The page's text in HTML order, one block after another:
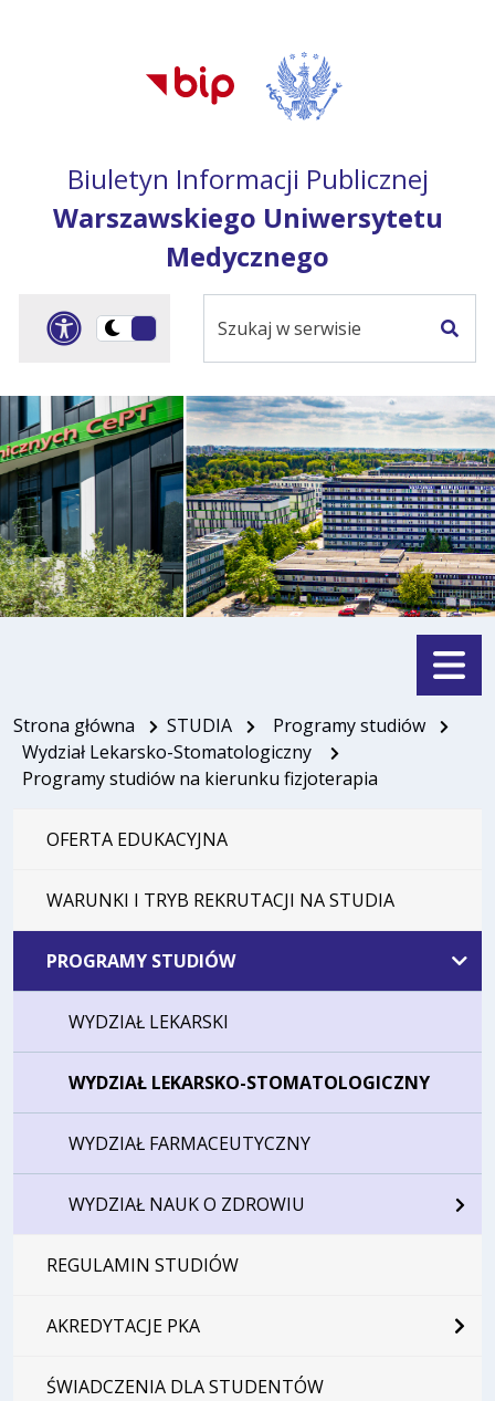
głównego menu
serwisu
Biuletyn Informacji Publicznej
Warszawskiego Uniwersytetu
Medycznego
Panel dostosowania
Przełącz
ciemną
serwisie
Menu
Strona główna STUDIA
Programy studiów
Wydział Lekarsko-Stomatologiczny
Programy studiów na kierunku fizjoterapia
OFERTA EDUKACYJNA
WARUNKI I TRYB REKRUTACJI NA STUDIA
PROGRAMY STUDIÓW
WYDZIAŁ LEKARSKI
WYDZIAŁ LEKARSKO-STOMATOLOGICZNY
WYDZIAŁ FARMACEUTYCZNY
WYDZIAŁ NAUK O ZDROWIU
REGULAMIN STUDIÓW
AKREDYTACJE PKA
ŚWIADCZENIA DLA STUDENTÓW